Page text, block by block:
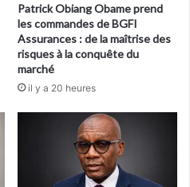
Patrick Obiang Obame prend
les commandes de BGFI
Assurances : de la maîtrise des
risques à la conquête du
marché
il y a 20 heures